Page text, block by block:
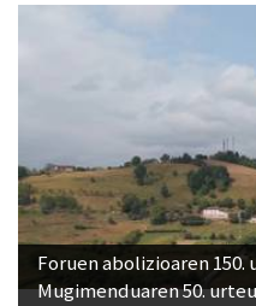
Foruen abolizioaren
Mugimenduaren 50.